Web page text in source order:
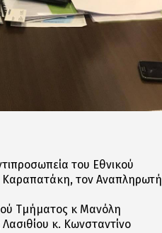
του Εθνικού
τον Αναπληρωτή
Τμήματος κ Μανόλη
κ. Κωνσταντίνο